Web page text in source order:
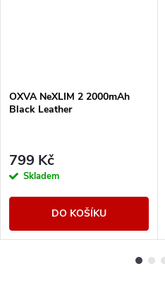
OXVA NeXLIM 2 2000mAh
Black Leather
799 Kč
Skladem
DO KOŠÍKU